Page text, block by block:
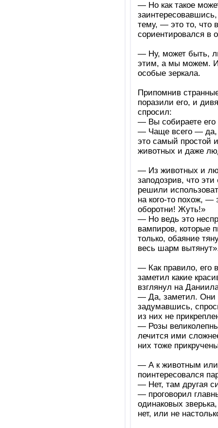
— Но как такое
тему, — это то, что
сориентировался в
— Ну, может быть,
этим, а мы можем. И
особые зеркала.
Припомнив
поразили его, и
спросил:
— Вы собираете его
— Чаще всего — да,
это самый простой
животных и даже
— Из животных и
заподозрив, что
решили
на кого-то похож,
оборотни! Жуть!»
— Но ведь это
вампиров, которые
только, обаяние
весь шарм
— Как правило, его
заметил какие
взглянул на
— Да, заметил. Они
задумавшись,
из них не
— Розы
лечится ими
них тоже
— А к животным или
поинтересовался
— Нет, там другая
— проговорил
одинаковых
нет, или не